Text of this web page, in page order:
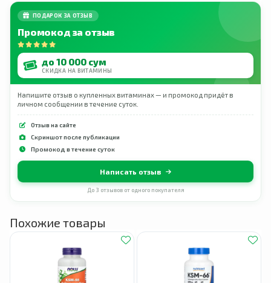
ПОДАРОК ЗА ОТЗЫВ
Промокод за отзыв
до 10 000 сум
СКИДКА НА ВИТАМИНЫ
Напишите отзыв о купленных витаминах — и промокод придёт в
личном сообщении в течение суток.
Отзыв на сайте
Скриншот после публикации
Промокод в течение суток
Написать отзыв
До 3 отзывов от одного покупателя
Похожие товары